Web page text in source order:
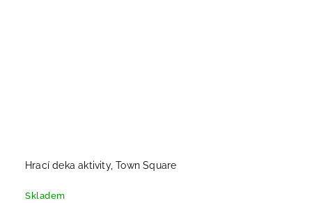
Hrací deka aktivity, Town Square
Skladem